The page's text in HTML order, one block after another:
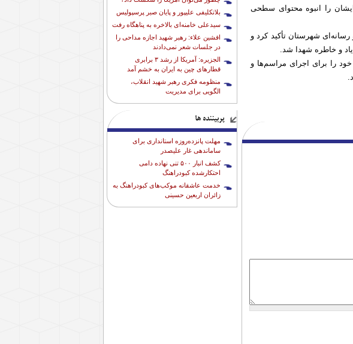
بلاتکلیفی علیپور و پایان صبر پرسپولیس
سیدعلی خامنه‌ای بالاخره به پناهگاه رفت
افشین علاء: رهبر شهید اجازه مداحی را
در جلسات شعر نمی‌دادند
الجزیره: آمریکا از رشد ۳ برابری
قطارهای چین به ایران به خشم آمد
منظومه فکری رهبر شهید انقلاب،
الگویی برای مدیریت
پربیننده ها
مهلت پانزده‌روزه استانداری برای
ساماندهی غار علیصدر
کشف انبار ۵۰۰ تنی نهاده دامی
احتکارشده کبودراهنگ
خدمت عاشقانه موکب‌های کبودراهنگ به
زائران اربعین حسینی
را انبوه محتوای سطحی
رسانه‌ای شهرستان تأکید کرد و
و خاطره شهدا شد.
را برای اجرای مراسم‌ها و